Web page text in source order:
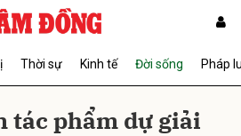
Thời sự Kinh tế Đời sống Pháp
tác phẩm dự giải